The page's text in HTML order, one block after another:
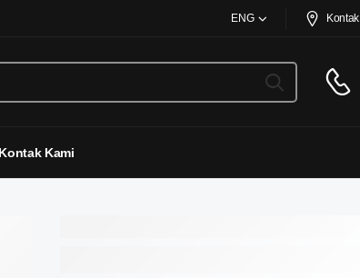
ENG Kontak
Kontak Kami